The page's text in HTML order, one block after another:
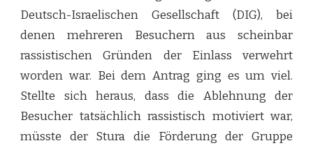
Deutsch-Israelischen Gesellschaft (DIG), bei
denen mehreren Besuchern aus scheinbar
rassistischen Gründen der Einlass verwehrt
worden war. Bei dem Antrag ging es um viel.
Stellte sich heraus, dass die Ablehnung der
Besucher tatsächlich rassistisch motiviert war,
müsste der Stura die Förderung der Gruppe